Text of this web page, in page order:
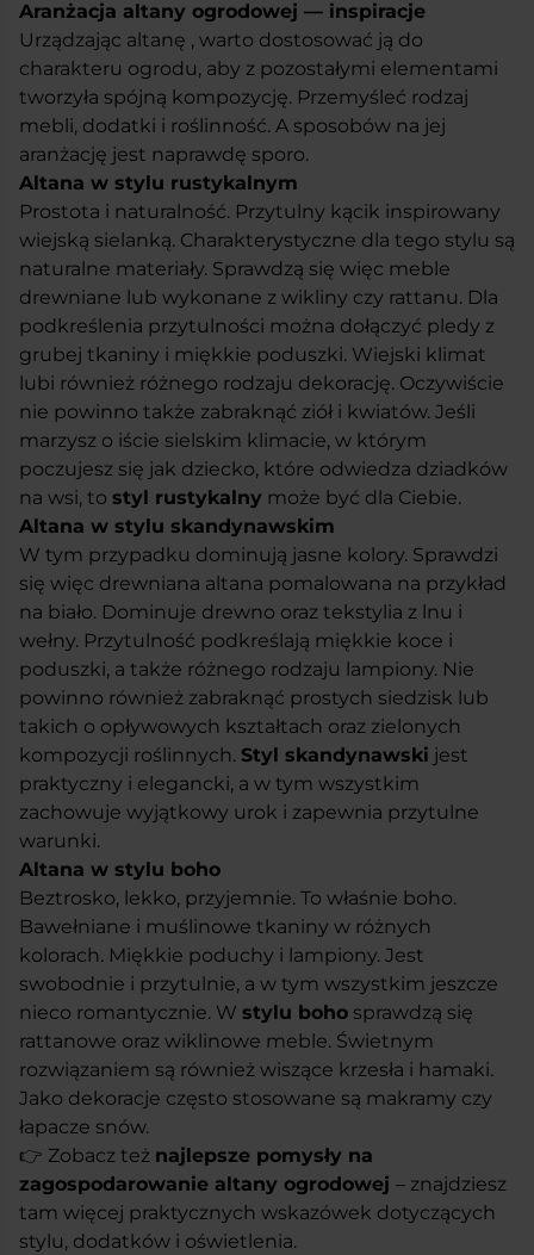
Aranżacja altany ogrodowej — inspiracje
Urządzając altanę , warto dostosować ją do
charakteru ogrodu, aby z pozostałymi elementami
tworzyła spójną kompozycję. Przemyśleć rodzaj
mebli, dodatki i roślinność. A sposobów na jej
aranżację jest naprawdę sporo.
Altana w stylu rustykalnym
Prostota i naturalność. Przytulny kącik inspirowany
wiejską sielanką. Charakterystyczne dla tego stylu są
naturalne materiały. Sprawdzą się więc meble
drewniane lub wykonane z wikliny czy rattanu. Dla
podkreślenia przytulności można dołączyć pledy z
grubej tkaniny i miękkie poduszki. Wiejski klimat
lubi również różnego rodzaju dekorację. Oczywiście
nie powinno także zabraknąć ziół i kwiatów. Jeśli
marzysz o iście sielskim klimacie, w którym
poczujesz się jak dziecko, które odwiedza dziadków
na wsi, to styl rustykalny może być dla Ciebie.
Altana w stylu skandynawskim
W tym przypadku dominują jasne kolory. Sprawdzi
się więc drewniana altana pomalowana na przykład
na biało. Dominuje drewno oraz tekstylia z lnu i
wełny. Przytulność podkreślają miękkie koce i
poduszki, a także różnego rodzaju lampiony. Nie
powinno również zabraknąć prostych siedzisk lub
takich o opływowych kształtach oraz zielonych
kompozycji roślinnych. Styl skandynawski jest
praktyczny i elegancki, a w tym wszystkim
zachowuje wyjątkowy urok i zapewnia przytulne
warunki.
Altana w stylu boho
Beztrosko, lekko, przyjemnie. To właśnie boho.
Bawełniane i muślinowe tkaniny w różnych
kolorach. Miękkie poduchy i lampiony. Jest
swobodnie i przytulnie, a w tym wszystkim jeszcze
nieco romantycznie. W stylu boho sprawdzą się
rattanowe oraz wiklinowe meble. Świetnym
rozwiązaniem są również wiszące krzesła i hamaki.
Jako dekoracje często stosowane są makramy czy
łapacze snów.
👉 Zobacz też najlepsze pomysły na
zagospodarowanie altany ogrodowej – znajdziesz
tam więcej praktycznych wskazówek dotyczących
stylu, dodatków i oświetlenia.